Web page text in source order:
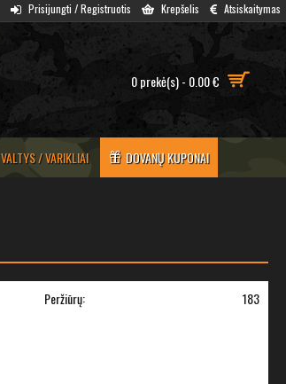
Prisijungti / Registruotis Krepšelis Atsiskaitymas
0 prekė(s) - 0.00 €
VALTYS / VARIKLIAI DOVANŲ KUPONAI
Peržiūrų: 183